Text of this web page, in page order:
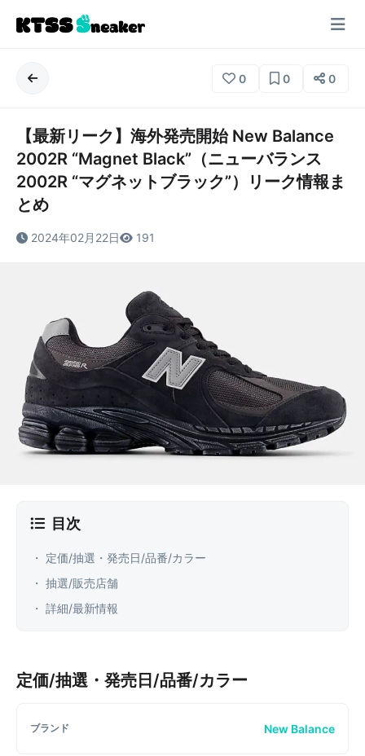
0 0 0
【最新リーク】海外発売開始 New Balance
2002R “Magnet Black”（ニューバランス
2002R “マグネットブラック”）リーク情報ま
とめ
2024年02月22日 191
目次
・ 定価/抽選・発売日/品番/カラー
・ 抽選/販売店舗
・ 詳細/最新情報
定価/抽選・発売日/品番/カラー
ブランド New Balance